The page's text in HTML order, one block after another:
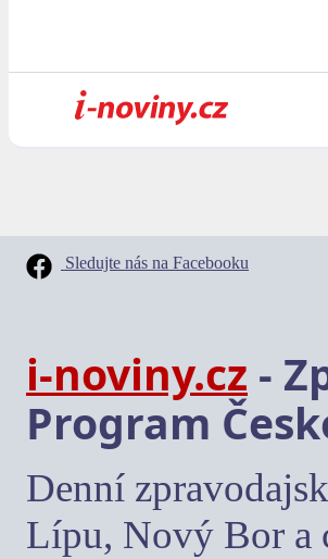
Sledujte nás na Facebooku
i-noviny.cz -
Program
Denní
Lípu, Nový Bor a